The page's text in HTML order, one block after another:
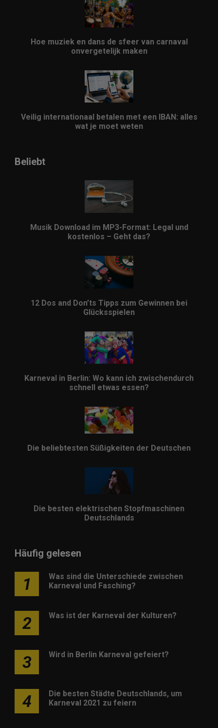
Hoe muziek en dans de sfeer van carnaval
onvergetelijk maken
Veilig internationaal betalen met een IBAN: alles
wat je moet weten
Beliebt
Musik Download im MP3-Format: Legal und
kostenlos – Geht das?
12 Dos and Don’ts Tipps zum Gewinnen bei
Glücksspielen
Karneval in Berlin: Wo kann ich zwischendurch
schnell etwas essen?
Die beliebtesten Süßigkeiten der Deutschen
Die besten elektrischen Stopfmaschinen
Deutschlands
Häufig gelesen
1
Was sind die Unterschiede zwischen
Karneval und Fasching?
2 Was ist der Karneval der Kulturen?
3 Wird in Berlin Karneval gefeiert?
4
Die besten Städte Deutschlands, um
Karneval 2021 zu feiern